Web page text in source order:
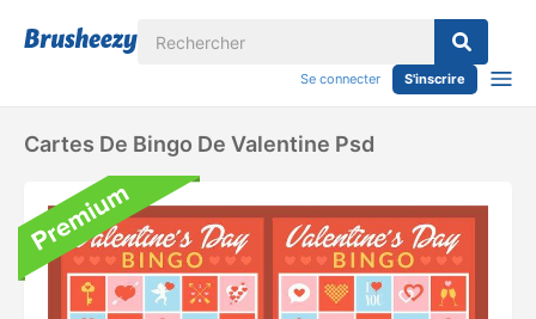
Se connecter S'inscrire
Cartes De Bingo De Valentine Psd